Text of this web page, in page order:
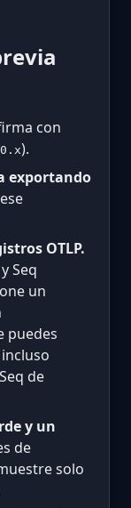
con
).
exportando
OTLP.
Seq
un
puedes
de
y un
de
solo